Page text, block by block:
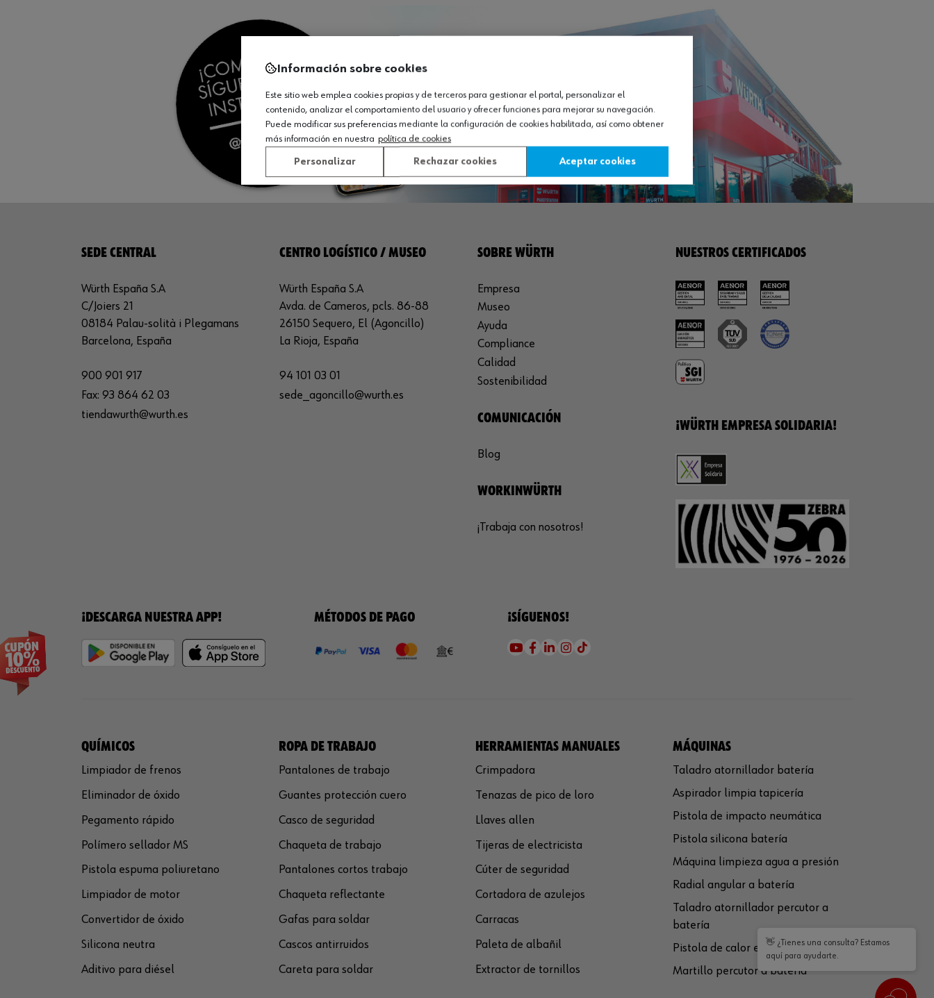
SEDE CENTRAL
Würth España S.A
C/Joiers 21
08184 Palau-solità i Plegamans
Barcelona, España
900 901 917
Fax: 93 864 62 03
tiendawurth@wurth.es
CENTRO LOGÍSTICO / MUSEO
Würth España S.A
Avda. de Cameros, pcls. 86-88
26150 Sequero, El (Agoncillo)
La Rioja, España
94 101 03 01
sede_agoncillo@wurth.es
SOBRE WÜRTH
Empresa
Museo
Ayuda
Compliance
Calidad
Sostenibilidad
COMUNICACIÓN
Blog
WORKINWÜRTH
¡Trabaja con nosotros!
NUESTROS CERTIFICADOS
¡WÜRTH EMPRESA SOLIDARIA!
¡DESCARGA NUESTRA APP! MÉTODOS DE PAGO ¡SÍGUENOS!
QUÍMICOS
Limpiador de frenos
Eliminador de óxido
Pegamento rápido
Polímero sellador MS
Pistola espuma poliuretano
Limpiador de motor
Convertidor de óxido
Silicona neutra
Aditivo para diésel
ROPA DE TRABAJO
Pantalones de trabajo
Guantes protección cuero
Casco de seguridad
Chaqueta de trabajo
Pantalones cortos trabajo
Chaqueta reflectante
Gafas para soldar
Cascos antirruidos
Careta para soldar
HERRAMIENTAS MANUALES
Crimpadora
Tenazas de pico de loro
Llaves allen
Tijeras de electricista
Cúter de seguridad
Cortadora de azulejos
Carracas
Paleta de albañil
Extractor de tornillos
MÁQUINAS
Taladro atornillador batería
Aspirador limpia tapicería
Pistola de impacto neumática
Pistola silicona batería
Máquina limpieza agua a presión
Radial angular a batería
Taladro atornillador percutor a
batería
Pistola de calor eléctrica
Martillo percutor a batería
👋 ¿Tienes una consulta? Estamos
aquí para ayudarte.
Información sobre cookies
Este sitio web emplea cookies propias y de terceros para gestionar el portal, personalizar el
contenido, analizar el comportamiento del usuario y ofrecer funciones para mejorar su navegación.
Puede modificar sus preferencias mediante la configuración de cookies habilitada, así como obtener
más información en nuestra política de cookies
Personalizar Rechazar cookies Aceptar cookies